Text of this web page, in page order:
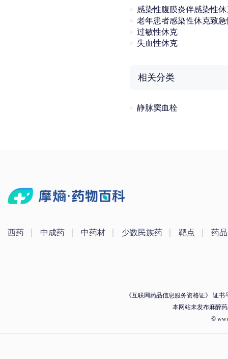
感染性腹膜炎伴感染性休
老年患者感染性休克致
过敏性休克
失血性休克
相关分类
静脉窦血栓
西药 中成药 中药材 少数民族药 靶点 药
《互联网药品信息服务资格证》 证书
本网站未发布麻醉
©